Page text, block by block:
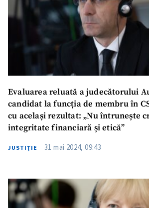
Trimite o informație
Despre
in English
на
Evaluarea reluată a judecătorului
candidat la funcția de membru în
cu același rezultat: „Nu întrunește
integritate financiară și etică”
JUSTIȚIE 31 mai 2024, 09:43